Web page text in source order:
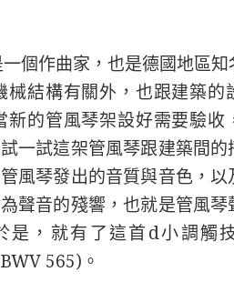
個作曲家，也是德國地區
結構有關外，也跟建築的
的管風琴架設好需要驗收
一試這架管風琴跟建築間的
風琴發出的音質與音色，以
聲音的殘響，也就是管風琴
是，就有了這首d小調觸
565)。